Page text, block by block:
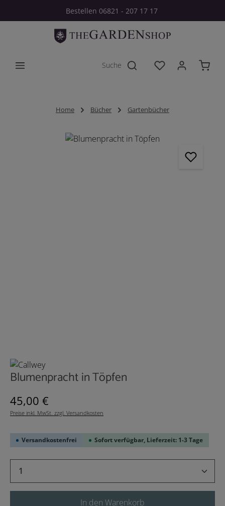
Zum Hauptinhalt springenBestellen 06821 - 207 17 17
Du hast 0
Home Bücher Gartenbücher
Bildergalerie überspringen
Blumenpracht in Töpfen
Regulärer Preis:
45,00 €
Preise inkl. MwSt. zzgl. Versandkosten
Versandkostenfrei Sofort verfügbar, Lieferzeit: 1-3 Tage
Produkt Anzahl: Gib den gewünschten
In den Warenkorb